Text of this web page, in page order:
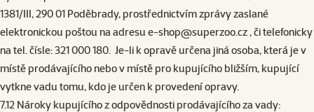
1381/III, 290 01 Poděbrady, prostřednictvím zprávy zaslané
elektronickou poštou na adresu e-shop@superzoo.cz, či telefonicky
na tel. čísle: 321 000 180. Je-li k opravě určena jiná osoba, která je v
místě prodávajícího nebo v místě pro kupujícího bližším, kupující
vytkne vadu tomu, kdo je určen k provedení opravy.
7.12 Nároky kupujícího z odpovědnosti prodávajícího za vady: